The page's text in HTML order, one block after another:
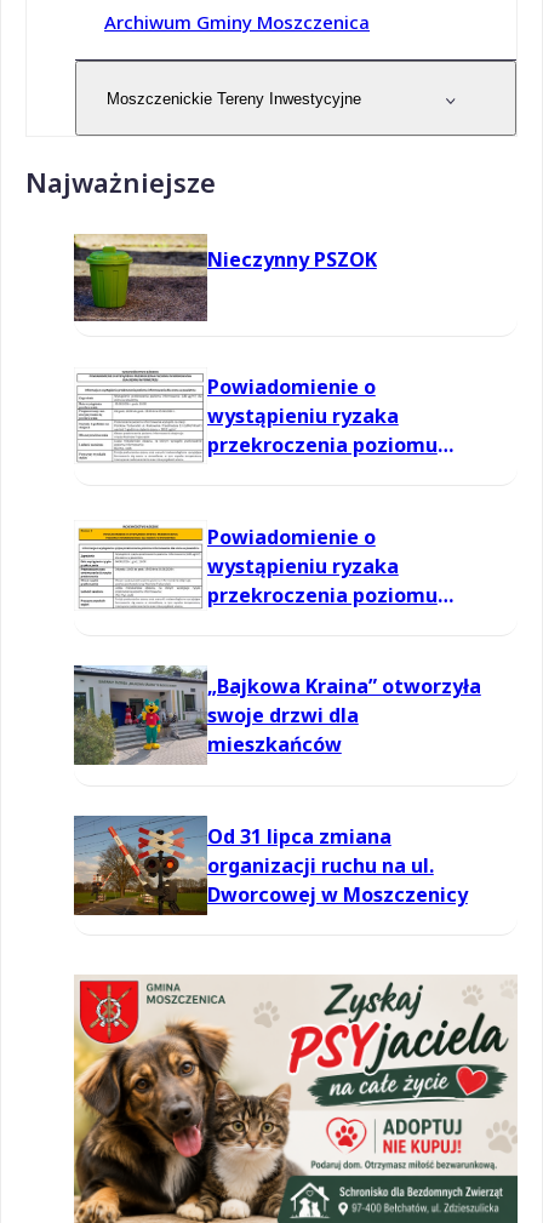
Archiwum Gminy Moszczenica
Moszczenickie Tereny Inwestycyjne
Najważniejsze
Nieczynny PSZOK
Powiadomienie o
wystąpieniu ryzaka
przekroczenia poziomu
Powiadomienie o
wystąpieniu ryzaka
przekroczenia poziomu
„Bajkowa Kraina” otworzyła
swoje drzwi dla
mieszkańców
Od 31 lipca zmiana
organizacji ruchu na ul.
Dworcowej w Moszczenicy